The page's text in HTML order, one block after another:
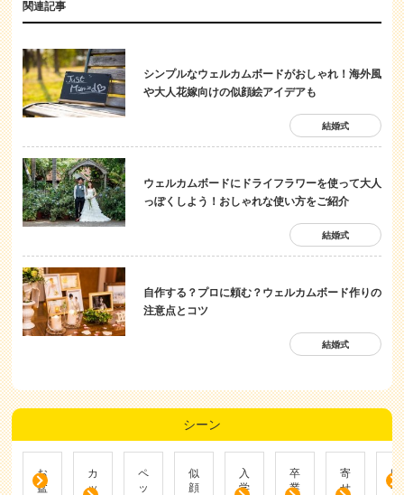
関連記事
シンプルなウェルカムボードがおしゃれ！海外風
や大人花嫁向けの似顔絵アイデアも
結婚式
ウェルカムボードにドライフラワーを使って大人
っぽくしよう！おしゃれな使い方をご紹介
結婚式
自作する？プロに頼む？ウェルカムボード作りの
注意点とコツ
結婚式
シーン
お
盆
カ
ッ
ペ
ッ
似
顔
入
学
卒
業
寄
せ
帰
省